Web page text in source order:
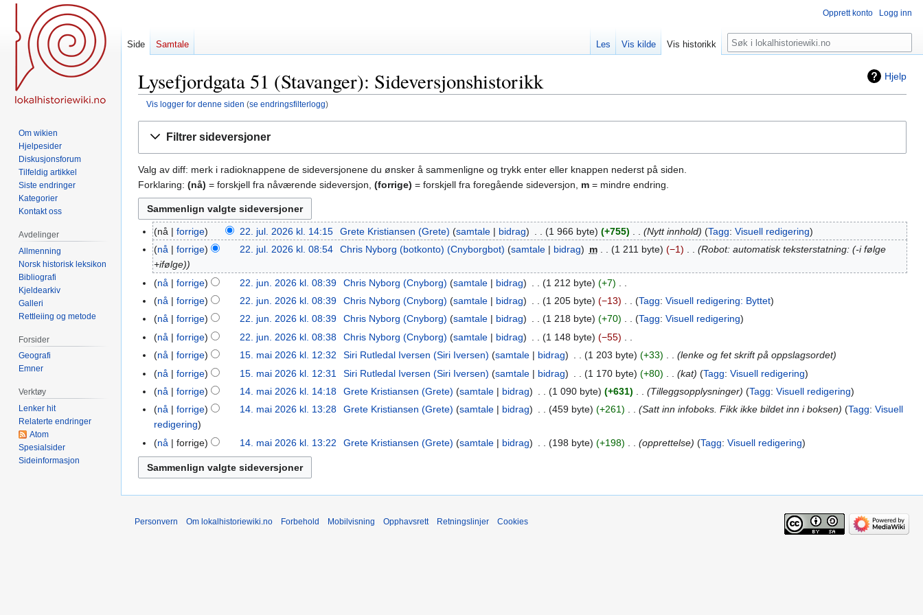
Hjelp
Lysefjordgata 51 (Stavanger): Sideversjonshistorikk
Vis logger for denne siden (se endringsfilterlogg)
Filtrer sideversjoner
Valg av diff: merk i radioknappene de sideversjonene du ønsker å sammenligne og trykk enter eller knappen nederst på siden.
Forklaring: (nå) = forskjell fra nåværende sideversjon, (forrige) = forskjell fra foregående sideversjon, m = mindre endring.
22.
jul.
2026
nå forrige 22. jul. 2026 kl. 14:15 Grete Kristiansen (Grete) samtale bidrag 1 966 byte +755 Nytt innhold Tagg: Visuell redigering
nå
forrige 22. jul. 2026 kl. 08:54 Chris Nyborg (botkonto) (Cnyborgbot) samtale bidrag m 1 211 byte −1
Robot: automatisk teksterstatning: (-i følge
+ifølge)
22.
jun.
2026
nå forrige 22. jun. 2026 kl. 08:39 Chris Nyborg (Cnyborg) samtale bidrag 1 212 byte +7
I
g
e
n
r
e
e
i
n
s
nå forrige 22. jun. 2026 kl. 08:39 Chris Nyborg (Cnyborg) samtale bidrag 1 205 byte −13
I
g
e
n
r
e
d
g
e
r
i
g
Tagg: Visuell redigering: Byttet
nå
forrige 22. jun. 2026 kl. 08:39 Chris Nyborg (Cnyborg) samtale bidrag 1 218 byte +70
I
g
e
n
r
e
d
i
g
r
Tagg: Visuell redigering
nå
forrige 22. jun. 2026 kl. 08:38 Chris Nyborg (Cnyborg) samtale bidrag 1 148 byte −55
I
g
e
n
r
e
d
i
r
15.
mai
2026
nå forrige 15. mai 2026 kl. 12:32 Siri Rutledal Iversen (Siri Iversen) samtale bidrag 1 203 byte +33
lenke og fet skrift på oppslagsordet
nå
forrige 15. mai 2026 kl. 12:31 Siri Rutledal Iversen (Siri Iversen) samtale bidrag 1 170 byte +80 kat Tagg: Visuell redigering
14.
mai
2026
nå forrige 14. mai 2026 kl. 14:18 Grete Kristiansen (Grete) samtale bidrag 1 090 byte +631 Tilleggsopplysninger Tagg: Visuell redigering
nå
forrige 14. mai 2026 kl. 13:28 Grete Kristiansen (Grete) samtale bidrag 459 byte +261 Satt inn infoboks. Fikk ikke bildet inn i boksen Tagg: Visuell
redigering
nå
forrige 14. mai 2026 kl. 13:22 Grete Kristiansen (Grete) samtale bidrag 198 byte +198 opprettelse Tagg: Visuell redigering
Opprett konto Logg inn
Side Samtale Les Vis kilde Vis historikk Søk
Om wikien
Hjelpesider
Diskusjonsforum
Tilfeldig artikkel
Siste endringer
Kategorier
Kontakt oss
Avdelinger
Allmenning
Norsk historisk leksikon
Bibliografi
Kjeldearkiv
Galleri
Rettleiing og metode
Forsider
Geografi
Emner
Verktøy
Lenker hit
Relaterte endringer
Atom
Spesialsider
Sideinformasjon
Personvern Om lokalhistoriewiki.no Forbehold Mobilvisning Opphavsrett Retningslinjer Cookies